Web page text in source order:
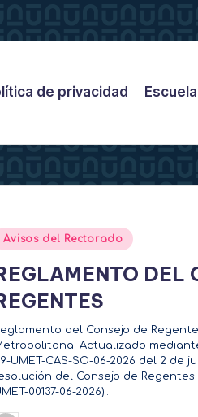
de privacidad
Avisos del Rectorado
DEL
del Consejo de
Actualizado
UMET-CAS-SO-06-2026 del 2 de
del Consejo de Regentes
00137-06-2026)…